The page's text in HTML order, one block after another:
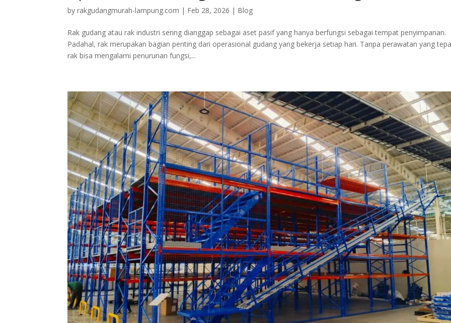
byrakgudangmurah-lampung.com | Feb 28, 2026 | Blog
Rak gudang atau rak industri sering dianggap sebagai aset pasif yang hanya berfungsi sebagai tempat penyimpanan.
Padahal, rak merupakan bagian penting dari operasional gudang yang bekerja setiap hari. Tanpa perawatan yang
rak bisa mengalami penurunan fungsi,...